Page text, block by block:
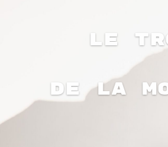
Le
de la